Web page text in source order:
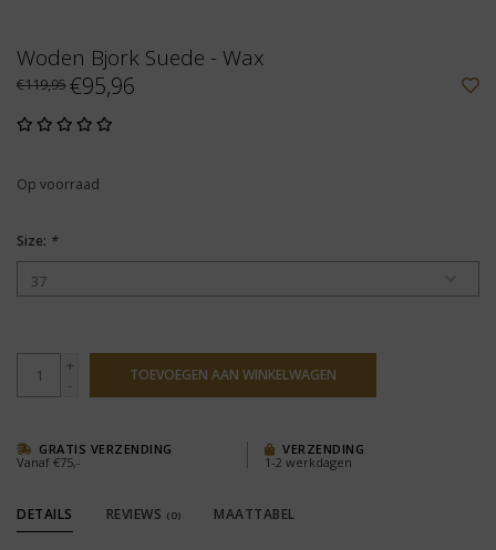
Woden Bjork Suede - Wax
€119,95€95,96
Op voorraad
Size: *
+
-
TOEVOEGEN AAN WINKELWAGEN
GRATIS VERZENDING
Vanaf €75,-
VERZENDING
1-2 werkdagen
DETAILS REVIEWS (0) MAATTABEL